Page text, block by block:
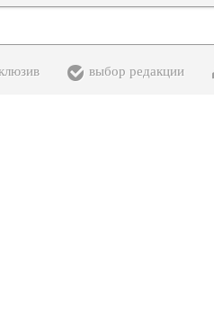
выбор редакции